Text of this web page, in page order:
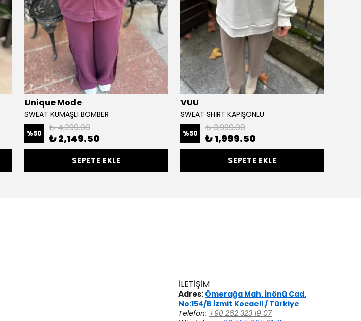
Unique Mode
SWEAT KUMAŞLI BOMBER
%50 ₺ 4,299.00
₺ 2,149.50
SEPETE EKLE
VUU
SWEAT SHİRT KAPİŞONLU
%50 ₺ 3,999.00
₺ 1,999.50
SEPETE EKLE
İLETİŞİM
Adres: Ömerağa Mah. İnönü Cad.
No:154/B İzmit Kocaeli / Türkiye
Telefon: +90 262 323 19 07